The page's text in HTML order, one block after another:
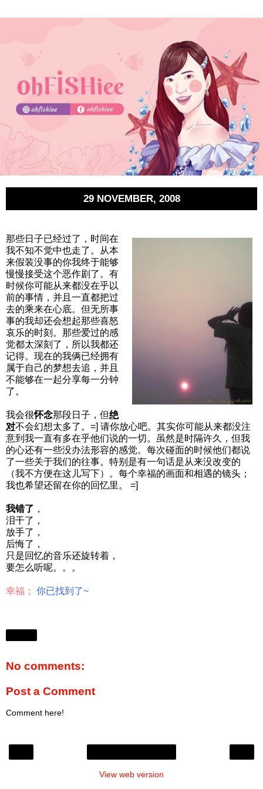
29 NOVEMBER, 2008
那些日子已经过了，时间在
我不知不觉中也走了。从本
来假装没事的你我终于能够
慢慢接受这个恶作剧了。有
时候你可能从来都没在乎以
前的事情，并且一直都把过
去的乘来在心底。但无所事
事的我却还会想起那些喜怒
哀乐的时刻。那些爱过的感
觉都太深刻了，所以我都还
记得。现在的我俩已经拥有
属于自己的梦想去追，并且
不能够在一起分享每一分钟
了。
我会很怀念那段日子，但绝
对不会幻想太多了。=] 请你放心吧。其实你可能从来都没注
意到我一直有多在乎他们说的一切。虽然是时隔许久，但我
的心还有一些没办法形容的感觉。每次碰面的时候他们都说
了一些关于我们的往事。特别是有一句话是从来没改变的
（我不方便在这儿写下）。每个幸福的画面和相遇的镜头；
我也希望还留在你的回忆里。 =]
我错了 ，
泪干了，
放手了，
后悔了，
只是回忆的音乐还旋转着，
要怎么听呢。。。
幸福； 你已找到了~
No comments:
Post a Comment
Comment here!
View web version